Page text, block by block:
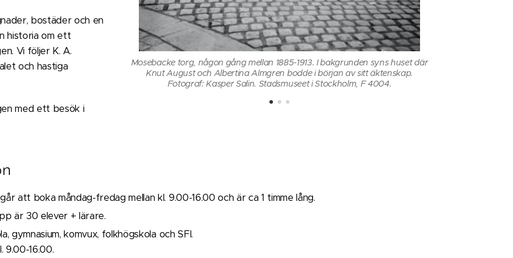
bostäder och en
historia om ett
Vi följer K. A.
och hastiga
med ett besök i
A. Almgren sidenväveris
1910-1930. Stadsmuseet i
Mosebacke torg, någon gång mellan 1885-1913. I bakgrunden syns huset där
Knut August och Albertina Almgren bodde i början av sitt äktenskap.
Fotograf: Kasper Salin. Stadsmuseet i Stockholm, F 4004.
att boka måndag-fredag mellan kl. 9.00-16.00 och är ca 1 timme lång.
är 30 elever + lärare.
gymnasium, komvux, folkhögskola och SFI.
9.00-16.00.